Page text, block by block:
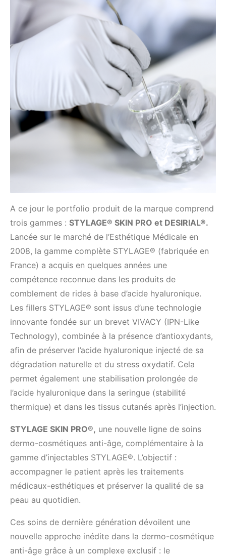
A ce jour le portfolio produit de la marque comprend
trois gammes : STYLAGE® SKIN PRO et DESIRIAL®.
Lancée sur le marché de l’Esthétique Médicale en
2008, la gamme complète STYLAGE® (fabriquée en
France) a acquis en quelques années une
compétence reconnue dans les produits de
comblement de rides à base d’acide hyaluronique.
Les fillers STYLAGE® sont issus d’une technologie
innovante fondée sur un brevet VIVACY (IPN-Like
Technology), combinée à la présence d’antioxydants,
afin de préserver l’acide hyaluronique injecté de sa
dégradation naturelle et du stress oxydatif. Cela
permet également une stabilisation prolongée de
l’acide hyaluronique dans la seringue (stabilité
thermique) et dans les tissus cutanés après l’injection.
STYLAGE SKIN PRO®, une nouvelle ligne de soins
dermo-cosmétiques anti-âge, complémentaire à la
gamme d’injectables STYLAGE®. L’objectif :
accompagner le patient après les traitements
médicaux-esthétiques et préserver la qualité de sa
peau au quotidien.
Ces soins de dernière génération dévoilent une
nouvelle approche inédite dans la dermo-cosmétique
anti-âge grâce à un complexe exclusif : le